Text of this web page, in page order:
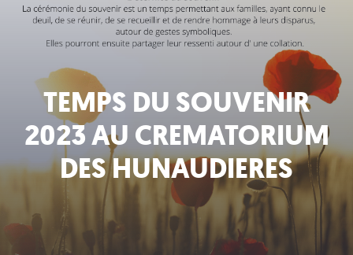
TEMPS DU SOUVENIR
2023 AU CREMATORIUM
DES HUNAUDIERES